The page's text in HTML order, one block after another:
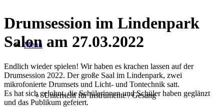
Menü
Unterricht für Instrumente / Gesang
Drumsession im Lindenpark
Salon am 27.03.2022
Endlich wieder spielen! Wir haben es krachen lassen auf der
Drumsession 2022. Der große Saal im Lindenpark, zwei
mikrofonierte Drumsets und Licht- und Tontechnik satt.
Es hat sich gelohnt, die Schülerinnen und Schüler haben geglänzt
und das Publikum gefeiert.